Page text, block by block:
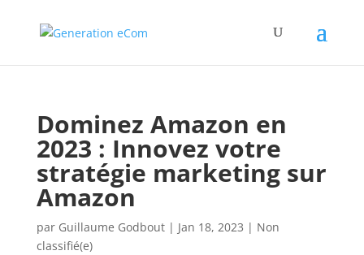
Dominez Amazon en
2023 : Innovez votre
stratégie marketing sur
Amazon
par Guillaume Godbout| Jan 18, 2023 | Non
classifié(e)